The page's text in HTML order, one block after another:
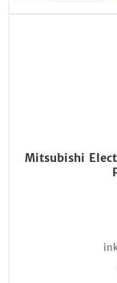
Mitsubishi